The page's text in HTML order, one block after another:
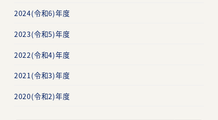
2024(令和6)年度
2023(令和5)年度
2022(令和4)年度
2021(令和3)年度
2020(令和2)年度